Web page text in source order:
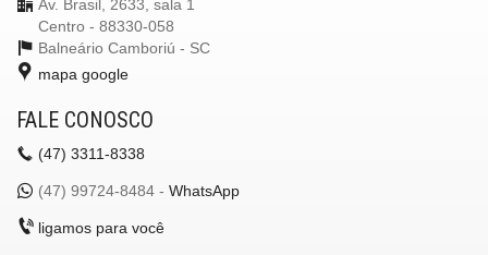
Av. Brasil, 2633, sala 1
Centro - 88330-058
Balneário Camboriú - SC
mapa google
FALE CONOSCO
(47) 3311-8338
(47) 99724-8484 - WhatsApp
ligamos para você